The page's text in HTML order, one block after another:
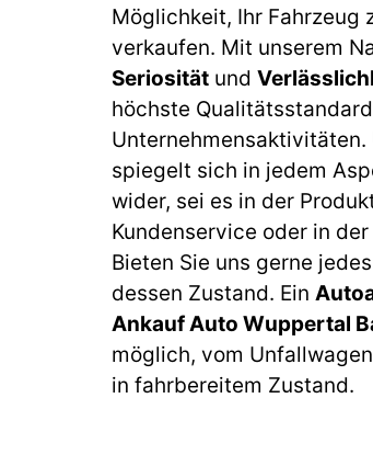
Möglichkeit, Ihr Fahrzeug
verkaufen. Mit unserem
Seriosität und
höchste
Unternehmensaktivitäten.
spiegelt sich in jedem
wider, sei es in der
Kundenservice oder in
Bieten Sie uns gerne
dessen Zustand. Ein
Ankauf Auto Wuppertal
möglich, vom
in fahrbereitem Zustand.